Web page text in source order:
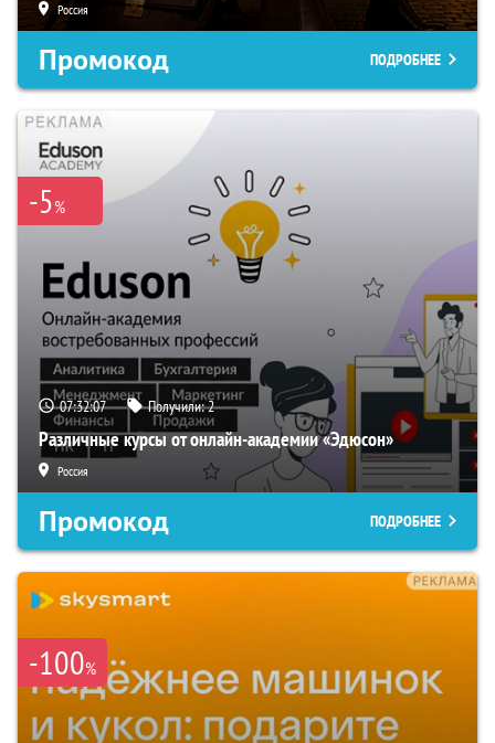
Россия
Промокод ПОДРОБНЕЕ
-5%
07:32:06 Получили:2
Различные курсы от онлайн-академии «Эдюсон»
Россия
Промокод ПОДРОБНЕЕ
-100%